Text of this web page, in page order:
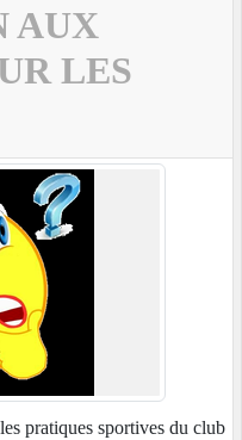
AUX
LES
pratiques sportives du club